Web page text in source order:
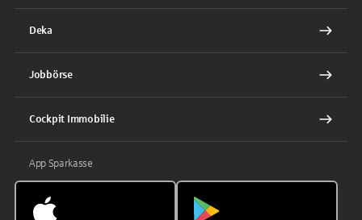
Deka
Jobbörse
Cockpit Immobilie
App Sparkasse